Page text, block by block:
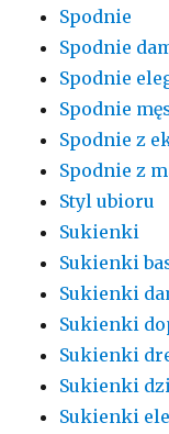
Spodnie
Spodnie
Spodnie
Spodnie
Spodnie z
Spodnie z
Styl ubioru
Sukienki
Sukienki
Sukienki
Sukienki
Sukienki
Sukienki
Sukienki